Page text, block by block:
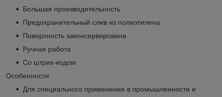
Большая производительность
Предохранительный слив из полиэтилена
Поверхность законсервирована
Ручная работа
Cо штрих-кодом
Особенности
Для специального применения в промышленности и